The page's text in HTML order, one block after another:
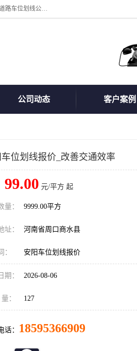
周口中为交通设施工程有限公司是一家洛阳道路划线公司、郑州道路划线公司、平顶山道路车位划线公司、开封车位划线公司、许昌道路车位划线公司、漯河道路车位划线公司，公司始终坚持“诚信、匠心、专注”的宗旨；我们的经营理念是：的服务。
公司动态 客户案例
位划线报价_改善交通效率
99.00 元/平方 起
量： 9999.00平方
址： 河南省周口商水县
： 安阳车位划线报价
期： 2026-08-06
： 127
话： 18595366909